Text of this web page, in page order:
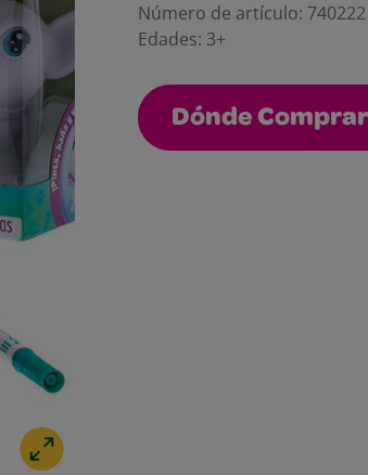
Número de artículo: 740222
Edades: 3+
Dónde Comprar